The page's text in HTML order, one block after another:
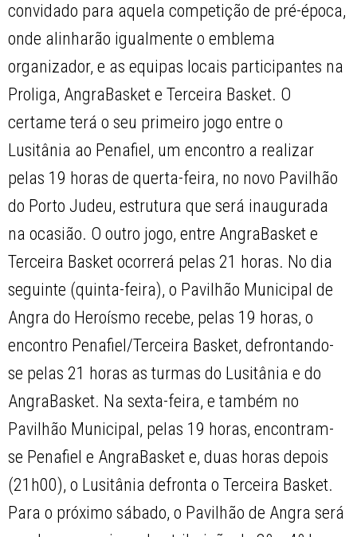
convidado para aquela competição de pré-época,
onde alinharão igualmente o emblema
organizador, e as equipas locais participantes na
Proliga, AngraBasket e Terceira Basket. O
certame terá o seu primeiro jogo entre o
Lusitânia ao Penafiel, um encontro a realizar
pelas 19 horas de querta-feira, no novo Pavilhão
do Porto Judeu, estrutura que será inaugurada
na ocasião. O outro jogo, entre AngraBasket e
Terceira Basket ocorrerá pelas 21 horas. No dia
seguinte (quinta-feira), o Pavilhão Municipal de
Angra do Heroísmo recebe, pelas 19 horas, o
encontro Penafiel/Terceira Basket, defrontando-
se pelas 21 horas as turmas do Lusitânia e do
AngraBasket. Na sexta-feira, e também no
Pavilhão Municipal, pelas 19 horas, encontram-
se Penafiel e AngraBasket e, duas horas depois
(21h00), o Lusitânia defronta o Terceira Basket.
Para o próximo sábado, o Pavilhão de Angra será